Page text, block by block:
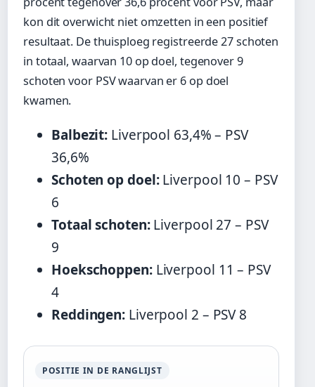
kon dit overwicht niet omzetten in een positief
resultaat. De thuisploeg registreerde 27 schoten
in totaal, waarvan 10 op doel, tegenover 9
schoten voor PSV waarvan er 6 op doel
kwamen.
Balbezit: Liverpool 63,4% – PSV
36,6%
Schoten op doel:Liverpool 10 – PSV
6
Totaal schoten:Liverpool 27 – PSV
9
Hoekschoppen:Liverpool 11 – PSV
4
Reddingen: Liverpool 2 – PSV 8
POSITIE IN DE RANGLIJST